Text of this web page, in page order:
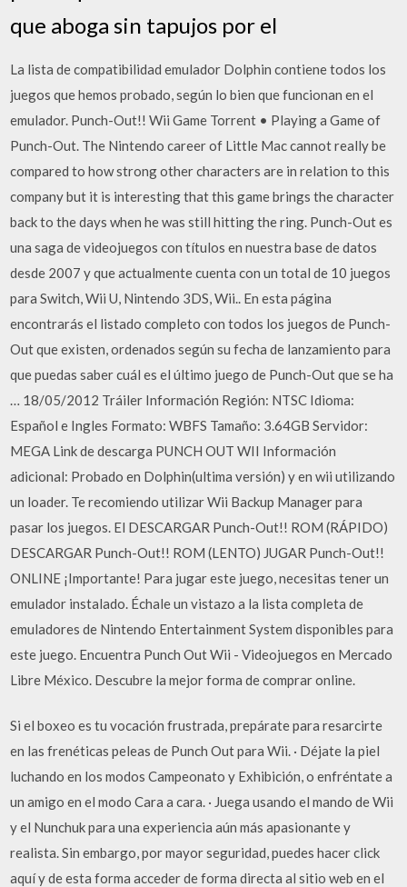
que aboga sin tapujos por el
La lista de compatibilidad emulador Dolphin contiene todos los
juegos que hemos probado, según lo bien que funcionan en el
emulador. Punch-Out!! Wii Game Torrent • Playing a Game of
Punch-Out. The Nintendo career of Little Mac cannot really be
compared to how strong other characters are in relation to this
company but it is interesting that this game brings the character
back to the days when he was still hitting the ring. Punch-Out es
una saga de videojuegos con títulos en nuestra base de datos
desde 2007 y que actualmente cuenta con un total de 10 juegos
para Switch, Wii U, Nintendo 3DS, Wii.. En esta página
encontrarás el listado completo con todos los juegos de Punch-
Out que existen, ordenados según su fecha de lanzamiento para
que puedas saber cuál es el último juego de Punch-Out que se ha
… 18/05/2012 Tráiler Información Región: NTSC Idioma:
Español e Ingles Formato: WBFS Tamaño: 3.64GB Servidor:
MEGA Link de descarga PUNCH OUT WII Información
adicional: Probado en Dolphin(ultima versión) y en wii utilizando
un loader. Te recomiendo utilizar Wii Backup Manager para
pasar los juegos. El DESCARGAR Punch-Out!! ROM (RÁPIDO)
DESCARGAR Punch-Out!! ROM (LENTO) JUGAR Punch-Out!!
ONLINE ¡Importante! Para jugar este juego, necesitas tener un
emulador instalado. Échale un vistazo a la lista completa de
emuladores de Nintendo Entertainment System disponibles para
este juego. Encuentra Punch Out Wii - Videojuegos en Mercado
Libre México. Descubre la mejor forma de comprar online.
Si el boxeo es tu vocación frustrada, prepárate para resarcirte
en las frenéticas peleas de Punch Out para Wii. · Déjate la piel
luchando en los modos Campeonato y Exhibición, o enfréntate a
un amigo en el modo Cara a cara. · Juega usando el mando de Wii
y el Nunchuk para una experiencia aún más apasionante y
realista. Sin embargo, por mayor seguridad, puedes hacer click
aquí y de esta forma acceder de forma directa al sitio web en el